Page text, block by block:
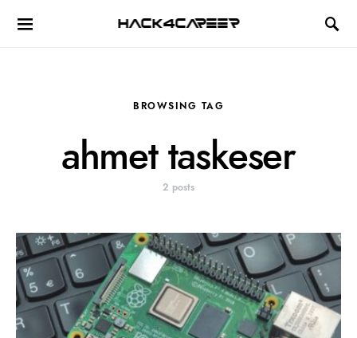
Hack4Career
BROWSING TAG
ahmet taskeser
2 posts